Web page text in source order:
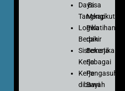
Daya
Tangkap
Logika
Berpikir
Sistematika
Kerja
Kerja
dibawah
Bisa
Mengikuti
Pelatihan
dan
Bekerja
Sebagai
Pengasuh
Bayi